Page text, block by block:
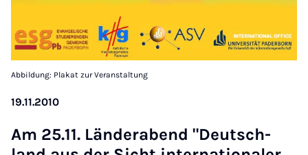
Abbildung: Plakat zur Veranstaltung
19.11.2010
Am 25.11. Län­der­abend "Deut­sch­